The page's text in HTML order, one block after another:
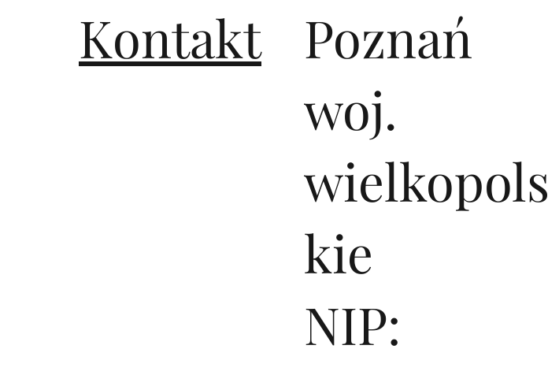
Kontakt
Poznań
woj.
wielkopols
kie
NIP: